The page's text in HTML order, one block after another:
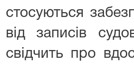
стосуються
від записів
свідчить про